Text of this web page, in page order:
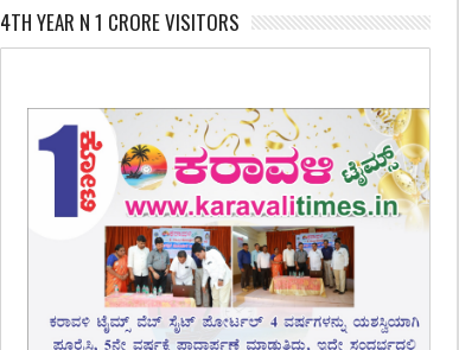
4TH YEAR N 1 CRORE VISITORS